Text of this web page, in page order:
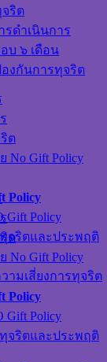
ต
No Gift Policy
Policy
Gift Policy
จริตและประพฤติ
ามเสี่ยงการทุจริต
ริต
รดำเนินการ
บ ๖ เดือน
งกันการทุจริต
ต
No Gift Policy
Policy
Gift Policy
จริตและประพฤติ